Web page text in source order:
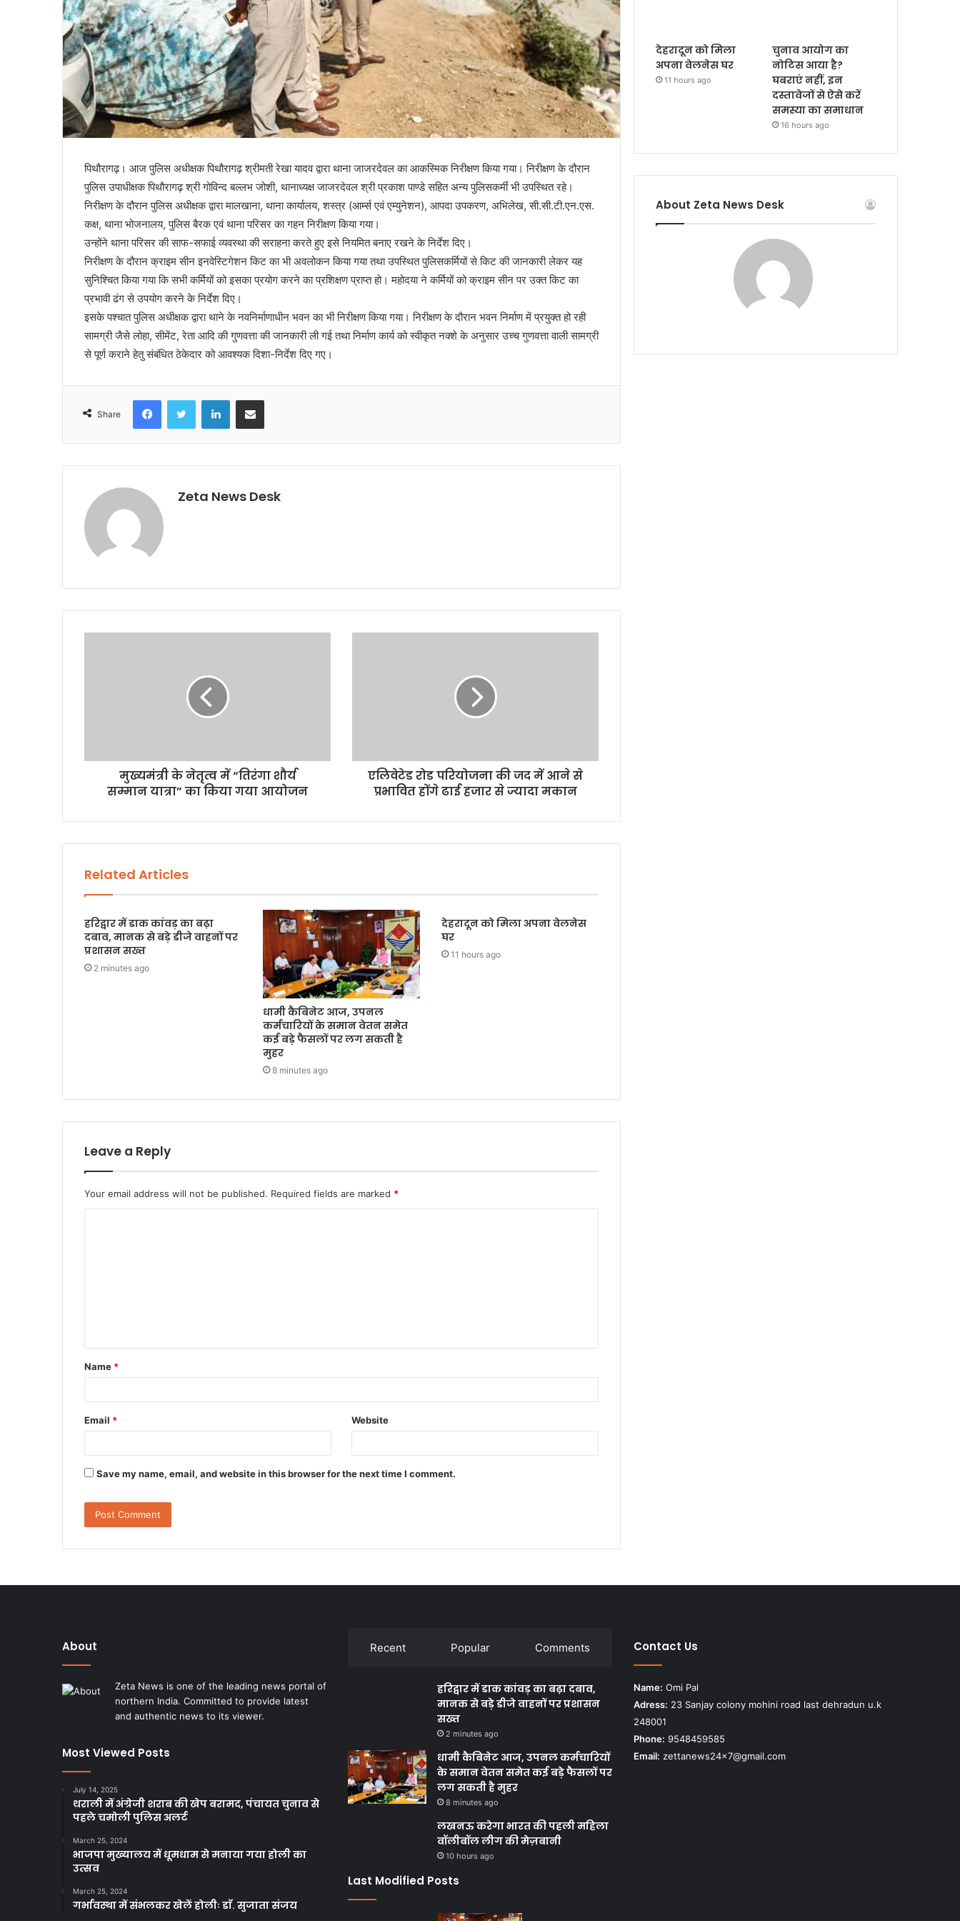
पिथौरागढ़। आज पुलिस अधीक्षक पिथौरागढ़ श्रीमती रेखा यादव द्वारा थाना जाजरदेवल का आकस्मिक निरीक्षण किया गया। निरीक्षण के दौरान
पुलिस उपाधीक्षक पिथौरागढ़ श्री गोविन्द बल्लभ जोशी, थानाध्यक्ष जाजरदेवल श्री प्रकाश पाण्डे सहित अन्य पुलिसकर्मी भी उपस्थित रहे।
निरीक्षण के दौरान पुलिस अधीक्षक द्वारा मालखाना, थाना कार्यालय, शस्त्र (आर्म्स एवं एम्युनेशन), आपदा उपकरण, अभिलेख, सी.सी.टी.एन.एस.
कक्ष, थाना भोजनालय, पुलिस बैरक एवं थाना परिसर का गहन निरीक्षण किया गया।
उन्होंने थाना परिसर की साफ-सफाई व्यवस्था की सराहना करते हुए इसे नियमित बनाए रखने के निर्देश दिए।
निरीक्षण के दौरान क्राइम सीन इनवेस्टिगेशन किट का भी अवलोकन किया गया तथा उपस्थित पुलिसकर्मियों से किट की जानकारी लेकर यह
सुनिश्चित किया गया कि सभी कर्मियों को इसका प्रयोग करने का प्रशिक्षण प्राप्त हो। महोदया ने कर्मियों को क्राइम सीन पर उक्त किट का
प्रभावी ढंग से उपयोग करने के निर्देश दिए।
इसके पश्चात पुलिस अधीक्षक द्वारा थाने के नवनिर्माणाधीन भवन का भी निरीक्षण किया गया। निरीक्षण के दौरान भवन निर्माण में प्रयुक्त हो रही
सामग्री जैसे लोहा, सीमेंट, रेता आदि की गुणवत्ता की जानकारी ली गई तथा निर्माण कार्य को स्वीकृत नक्शे के अनुसार उच्च गुणवत्ता वाली सामग्री
से पूर्ण कराने हेतु संबंधित ठेकेदार को आवश्यक दिशा-निर्देश दिए गए।
Share
Zeta News Desk
मुख्यमंत्री के नेतृत्व में “तिरंगा शौर्य
सम्मान यात्रा” का किया गया आयोजन
एलिवेटेड रोड परियोजना की जद में आने से
प्रभावित होंगे ढाई हजार से ज्यादा मकान
Related Articles
हरिद्वार में डाक कांवड़ का बढ़ा
दबाव, मानक से बड़े डीजे वाहनों पर
प्रशासन सख्त
2 minutes ago
धामी कैबिनेट आज, उपनल
कर्मचारियों के समान वेतन समेत
कई बड़े फैसलों पर लग सकती है
मुहर
8 minutes ago
देहरादून को मिला अपना वेलनेस
घर
11 hours ago
Leave a Reply
Your email address will not be published. Required fields are marked *
t
*
Name *
Email * Website
Save my name, email, and website in this browser for the next time I comment.
देहरादून को मिला
अपना वेलनेस घर
11 hours ago
चुनाव आयोग का
नोटिस आया है?
घबराएं नहीं, इन
दस्तावेजों से ऐसे करें
समस्या का समाधान
16 hours ago
About Zeta News Desk
About
Zeta News is one of the leading news portal of
northern India. Committed to provide latest
and authentic news to its viewer.
Most Viewed Posts
July 14, 2025
थराली में अंग्रेजी शराब की खेप बरामद, पंचायत चुनाव से
पहले चमोली पुलिस अलर्ट
March 25, 2024
भाजपा मुख्यालय में धूमधाम से मनाया गया होली का
उत्सव
March 25, 2024
गर्भावस्था में संभलकर खेलें होलीः डाॅ. सुजाता संजय
Recent Popular Comments
हरिद्वार में डाक कांवड़ का बढ़ा दबाव,
मानक से बड़े डीजे वाहनों पर प्रशासन
सख्त
2 minutes ago
धामी कैबिनेट आज, उपनल कर्मचारियों
के समान वेतन समेत कई बड़े फैसलों पर
लग सकती है मुहर
8 minutes ago
लखनऊ करेगा भारत की पहली महिला
वॉलीबॉल लीग की मेज़बानी
10 hours ago
Last Modified Posts
Contact Us
Name: Omi Pal
Adress: 23 Sanjay colony mohini road last dehradun u.k
248001
Phone: 9548459585
Email: zettanews24x7@gmail.com